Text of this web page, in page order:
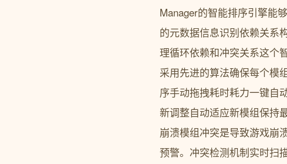
Manager的智能排序引擎能
的元数据信息识别依赖关系
理循环依赖和冲突关系这个
采用先进的算法确保每个模
序手动拖拽耗时耗力一键自
新调整自动适应新模组保持
崩溃模组冲突是导致游戏崩
预警。冲突检测机制实时扫